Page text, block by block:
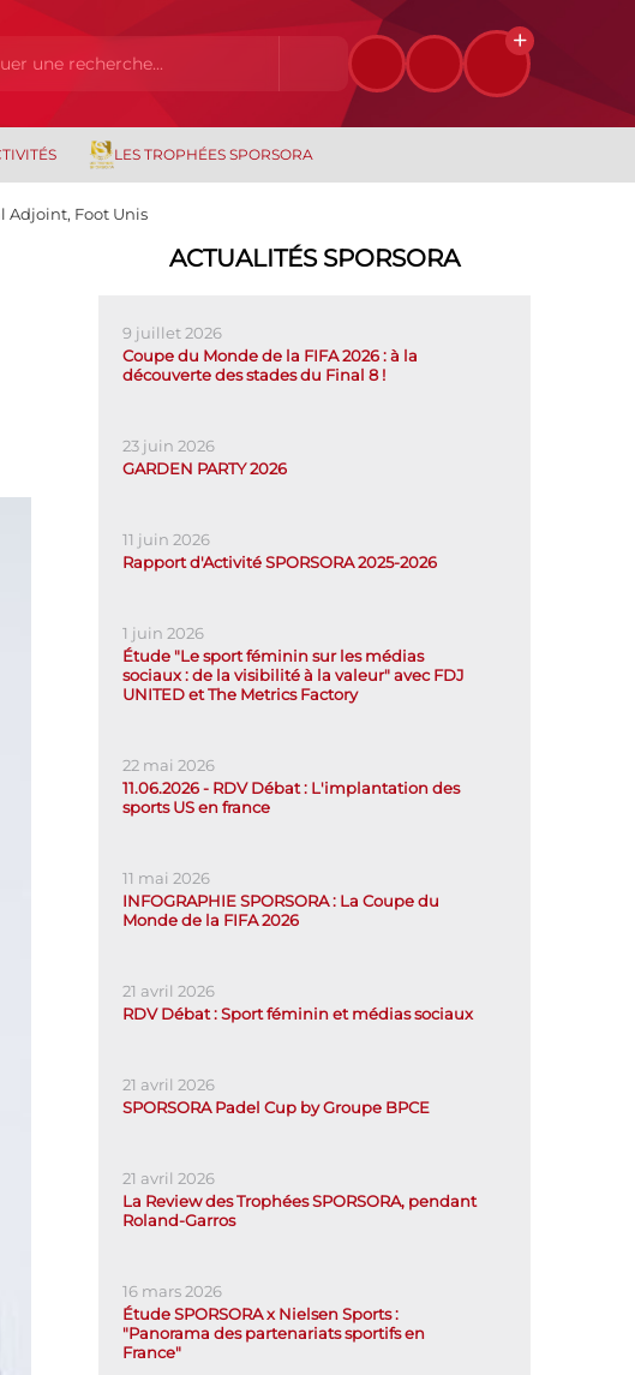
LES TROPHÉES SPORSORA
Adjoint, Foot Unis
ACTUALITÉS SPORSORA
9 juillet 2026
Coupe du Monde de la FIFA 2026 : à la
découverte des stades du Final 8 !
23 juin 2026
GARDEN PARTY 2026
11 juin 2026
Rapport d'Activité SPORSORA 2025-2026
1 juin 2026
Étude "Le sport féminin sur les médias
sociaux : de la visibilité à la valeur" avec FDJ
UNITED et The Metrics Factory
22 mai 2026
11.06.2026 - RDV Débat : L'implantation des
sports US en france
11 mai 2026
INFOGRAPHIE SPORSORA : La Coupe du
Monde de la FIFA 2026
21 avril 2026
RDV Débat : Sport féminin et médias sociaux
21 avril 2026
SPORSORA Padel Cup by Groupe BPCE
21 avril 2026
La Review des Trophées SPORSORA, pendant
Roland-Garros
16 mars 2026
Étude SPORSORA x Nielsen Sports :
"Panorama des partenariats sportifs en
France"